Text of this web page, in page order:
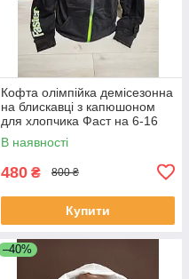
Кофта олімпійка демісезонна
на блискавці з капюшоном
для хлопчика Фаст на 6-16
років чорна
В наявності
480 ₴ 800 ₴
Купити
–40%